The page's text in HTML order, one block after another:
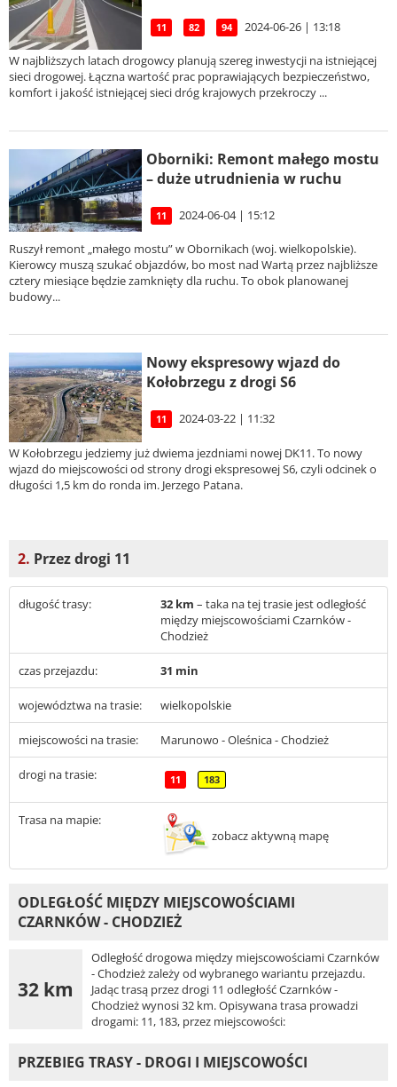
11 82 94 2024-06-26 | 13:18
W najbliższych latach drogowcy planują szereg inwestycji na istniejącej
sieci drogowej. Łączna wartość prac poprawiających bezpieczeństwo,
komfort i jakość istniejącej sieci dróg krajowych przekroczy ...
Oborniki: Remont małego mostu
– duże utrudnienia w ruchu
11 2024-06-04 | 15:12
Ruszył remont „małego mostu” w Obornikach (woj. wielkopolskie).
Kierowcy muszą szukać objazdów, bo most nad Wartą przez najbliższe
cztery miesiące będzie zamknięty dla ruchu. To obok planowanej
budowy...
Nowy ekspresowy wjazd do
Kołobrzegu z drogi S6
11 2024-03-22 | 11:32
W Kołobrzegu jedziemy już dwiema jezdniami nowej DK11. To nowy
wjazd do miejscowości od strony drogi ekspresowej S6, czyli odcinek o
długości 1,5 km do ronda im. Jerzego Patana.
2. Przez drogi 11
długość trasy: 32 km – taka na tej trasie jest odległość
między miejscowościami Czarnków -
Chodzież
czas przejazdu: 31 min
województwa na trasie: wielkopolskie
miejscowości na trasie: Marunowo - Oleśnica - Chodzież
drogi na trasie: 11 183
Trasa na mapie:
zobacz aktywną mapę
ODLEGŁOŚĆ MIĘDZY MIEJSCOWOŚCIAMI
CZARNKÓW - CHODZIEŻ
32 km
Odległość drogowa między miejscowościami Czarnków
- Chodzież zależy od wybranego wariantu przejazdu.
Jadąc trasą przez drogi 11 odległość Czarnków -
Chodzież wynosi 32 km. Opisywana trasa prowadzi
drogami: 11, 183, przez miejscowości:
PRZEBIEG TRASY - DROGI I MIEJSCOWOŚCI